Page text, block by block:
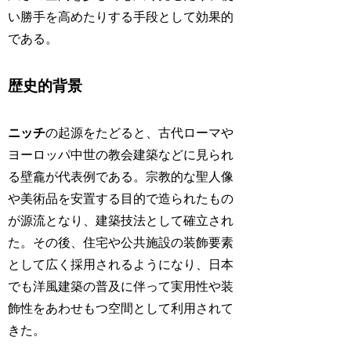
い勝手を高めたりする手段として効果的
である。
歴史的背景
ニッチの起源をたどると、古代ローマや
ヨーロッパ中世の教会建築などに見られ
る壁龕が代表例である。宗教的な聖人像
や美術品を安置する目的で造られたもの
が源流となり、建築技法として確立され
た。その後、住宅や公共施設の装飾要素
として広く採用されるようになり、日本
でも洋風建築の普及に伴って実用性や装
飾性をあわせもつ空間として利用されて
きた。